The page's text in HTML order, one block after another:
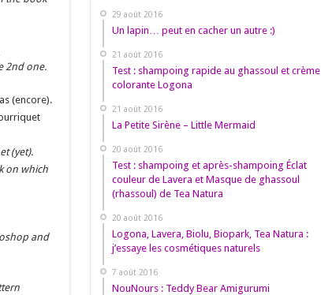
2nd one.
(encore).
(yet).
on which
and
29 août 2016
Un lapin… peut en cacher un autre :)
21 août 2016
Test : shampoing rapide au ghassoul et crème
colorante Logona
21 août 2016
La Petite Sirène – Little Mermaid
20 août 2016
Test : shampoing et après-shampoing Éclat
couleur de Lavera et Masque de ghassoul
(rhassoul) de Tea Natura
20 août 2016
Logona, Lavera, Biolu, Biopark, Tea Natura :
j’essaye les cosmétiques naturels
7 août 2016
NouNours : Teddy Bear Amigurumi